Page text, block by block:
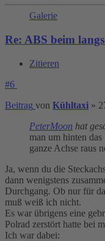
Galerie
Re: ABS beim
Zitieren
#6
Beitrag von Kühltaxi »
PeterMoon hat
man um hinten
ganze Achse raus
Ja, wenn du die
dann wenigstens
Durchgang. Ob nur für
muß weiß ich nicht.
Es war übrigens eine
Polrad zerstört hatte bei
Ich war dabei: